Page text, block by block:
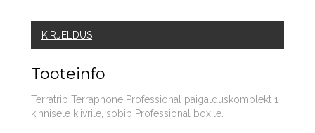
KIRJELDUS
Tooteinfo
Terratrip Terraphone Professional paigalduskomplekt 1
kinnisele kiivrile, sobib Professional boxile.